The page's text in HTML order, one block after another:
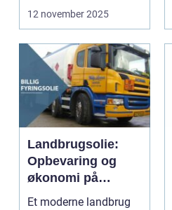
kvalitet eller stil...
12 november 2025
Landbrugsolie:
Opbevaring og
økonomi på
gården
Et moderne landbrug